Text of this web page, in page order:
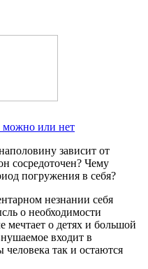
можно или нет
зависит от
сосредоточен? Чему
погружения в себя?
незнании себя
о необходимости
мечтает о детях и большой
входит в
так и остаются